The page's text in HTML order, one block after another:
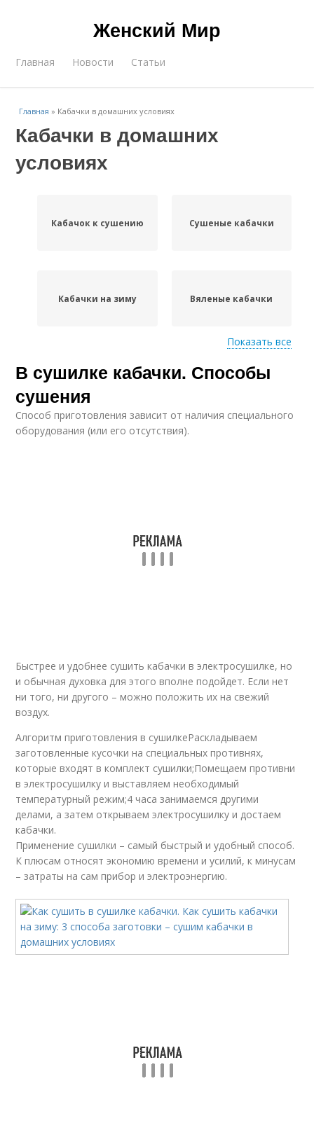
Женский Мир
Главная Новости Статьи
Главная » Кабачки в домашних условиях
Кабачки в домашних
условиях
Кабачок к сушению Сушеные кабачки
Кабачки на зиму Вяленые кабачки
Кабачки со вкусом Кабачки в масле
Показать все
В сушилке кабачки. Способы
сушения
Способ приготовления зависит от наличия специального
оборудования (или его отсутствия).
Быстрее и удобнее сушить кабачки в электросушилке, но
и обычная духовка для этого вполне подойдет. Если нет
ни того, ни другого – можно положить их на свежий
воздух.
Алгоритм приготовления в сушилкеРаскладываем
заготовленные кусочки на специальных противнях,
которые входят в комплект сушилки;Помещаем противни
в электросушилку и выставляем необходимый
температурный режим;4 часа занимаемся другими
делами, а затем открываем электросушилку и достаем
кабачки.
Применение сушилки – самый быстрый и удобный способ.
К плюсам относят экономию времени и усилий, к минусам
– затраты на сам прибор и электроэнергию.